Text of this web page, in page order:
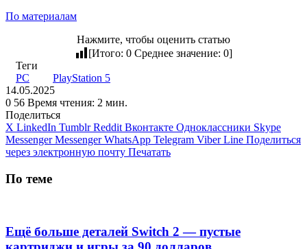
По материалам
Нажмите, чтобы оценить статью
[Итого: 0 Среднее значение: 0]
Теги
PC
PlayStation 5
14.05.2025
0 56 Время чтения: 2 мин.
Поделиться
X LinkedIn Tumblr Reddit Вконтакте Одноклассники Skype
Messenger Messenger WhatsApp Telegram Viber Line Поделиться
через электронную почту Печатать
По теме
Ещё больше деталей Switch 2 — пустые